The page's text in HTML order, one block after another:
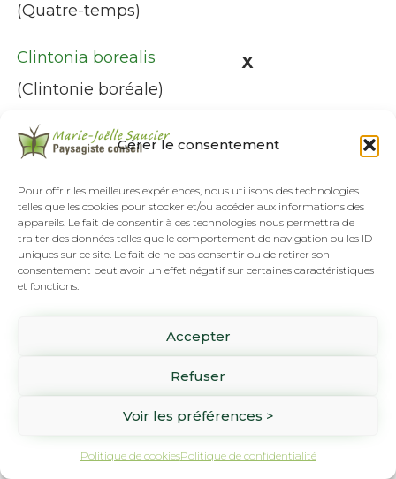
Gérer le consentement
Pour offrir les meilleures expériences, nous utilisons des technologies
telles que les cookies pour stocker et/ou accéder aux informations des
appareils. Le fait de consentir à ces technologies nous permettra de
traiter des données telles que le comportement de navigation ou les ID
uniques sur ce site. Le fait de ne pas consentir ou de retirer son
consentement peut avoir un effet négatif sur certaines caractéristiques
et fonctions.
Accepter
Refuser
Voir les préférences >
Politique de cookiesPolitique de confidentialité
(Quatre-temps)
Clintonia borealis
(Clintonie boréale)
X
Erythronium spp.
avant les feuilles des
arbres)
X
Spirée à larges feuilles
Je vous recommande de valider l’information
de rusticité, elle est essentielle dans le choix